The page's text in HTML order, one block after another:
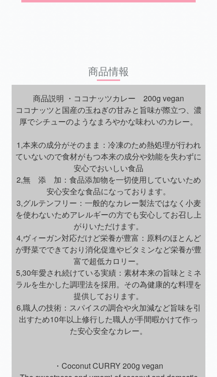
商品情報
商品説明 ・ココナッツカレー 200g vegan
ココナッツと国産の玉ねぎの甘みと旨味が際立つ、濃
厚でシチューのようなまろやかな味わいのカレー。
1,本来の成分がそのまま：冷凍のため熱処理が行われ
ていないので食材がもつ本来の成分や効能を失わずに
安心でおいしい食品
2,無 添 加：食品添加物を一切使用していないため
安心安全な食品になっております。
3,グルテンフリー：一般的なカレー製法ではなく小麦
を使わないためアレルギーの方でも安心してお召し上
がりいただけます。
4,ヴィーガン対応だけど栄養が豊富：原料のほとんど
が野菜でできており消化促進やビタミンなど栄養が豊
富で超低カロリー。
5,30年愛され続けている実績：素材本来の旨味とミネ
ラルを生かした調理法を採用。その為健康的な料理を
提供しております。
6,職人の技術：スパイスの調合や火加減など旨味を引
出すため10年以上修行した職人が手間暇かけて作っ
た安心安全なカレー。
・Coconut CURRY 200g vegan